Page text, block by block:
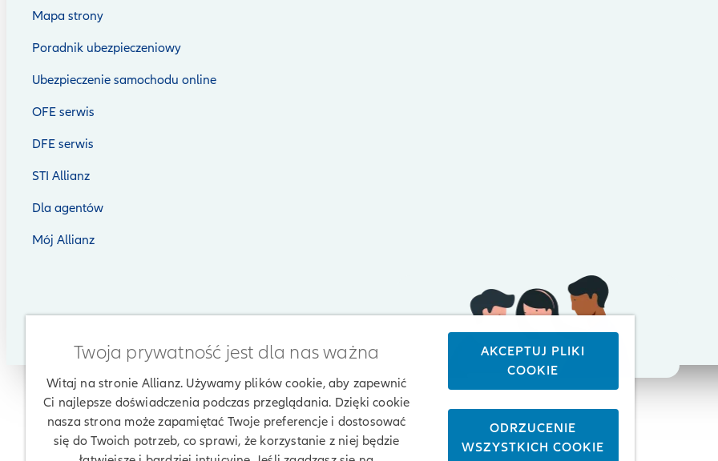
Mapa strony
Poradnik ubezpieczeniowy
Ubezpieczenie samochodu online
OFE serwis
DFE serwis
STI Allianz
Dla agentów
Mój Allianz
Twoja prywatność jest dla nas ważna
Witaj na stronie Allianz. Używamy plików cookie, aby zapewnić
Ci najlepsze doświadczenia podczas przeglądania. Dzięki cookie
nasza strona może zapamiętać Twoje preferencje i dostosować
się do Twoich potrzeb, co sprawi, że korzystanie z niej będzie
AKCEPTUJ PLIKI
COOKIE
ODRZUCENIE
WSZYSTKICH COOKIE